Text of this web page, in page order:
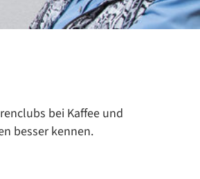
bei Kaffee und
besser kennen.